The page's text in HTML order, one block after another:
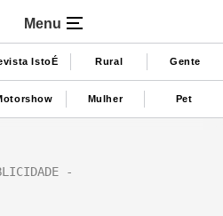
Menu
IstoÉ Rural Gente
Mulher Pet